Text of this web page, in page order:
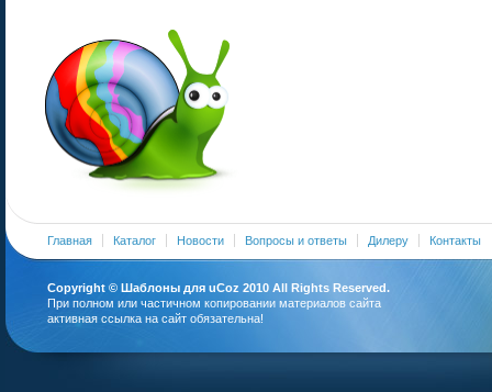
Главная Каталог Новости Вопросы и ответы Дилеру Контакты
Copyright © Шаблоны для uCoz 2010 All Rights Reserved.
При полном или частичном копировании материалов сайта
активная ссылка на сайт обязательна!